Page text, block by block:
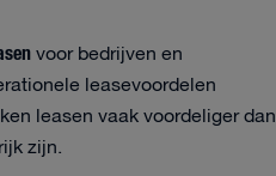
voor bedrijven en
leasevoordelen
leasen vaak voordeliger dan
zijn.